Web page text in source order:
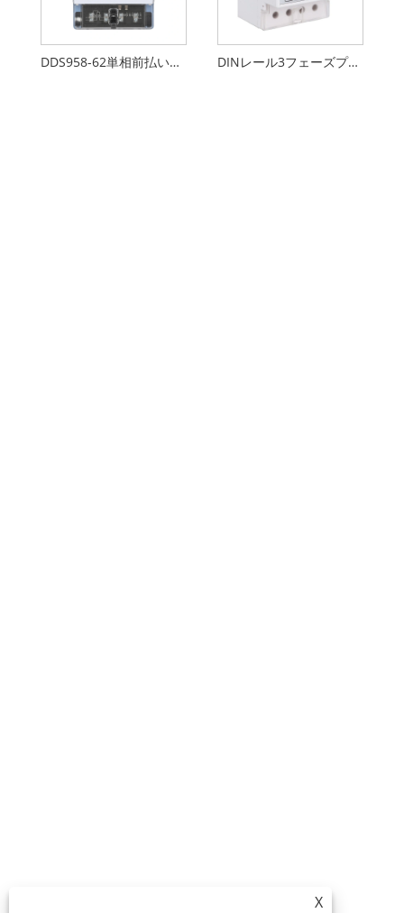
DDS958-62単相前払いエネルギーメーター DINレール3フェーズプリペイドエネルギーメーター
X